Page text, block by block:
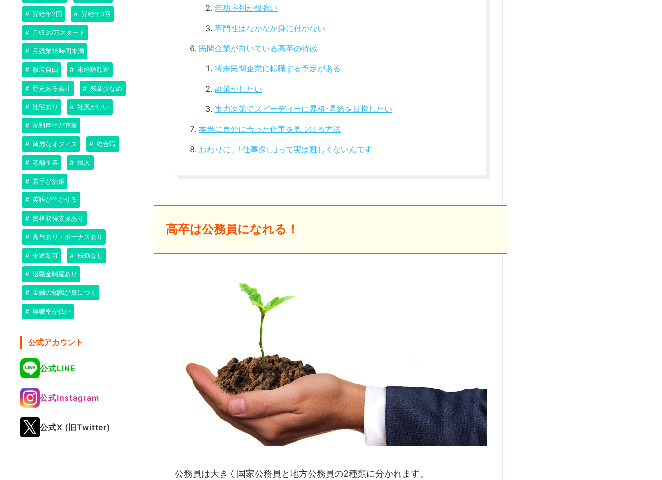
昇給年2回 昇給年3回
月収30万スタート
月残業15時間未満
服装自由 未経験歓迎
歴史ある会社 残業少なめ
社宅あり 社風がいい
福利厚生が充実
綺麗なオフィス 総合職
老舗企業 職人
若手が活躍
英語が生かせる
資格取得支援あり
賞与あり・ボーナスあり
車通勤可 転勤なし
退職金制度あり
金融の知識が身につく
離職率が低い
公式アカウント
公式LINE
公式Instagram
公式X (旧Twitter)
年功序列が根強い
専門性はなかなか身に付かない
民間企業が向いている高卒の特徴
将来民間企業に転職する予定がある
副業がしたい
実力次第でスピーディーに昇格･昇給を目指したい
本当に自分に合った仕事を見つける方法
おわりに、｢仕事探し｣って実は難しくないんです
高卒は公務員になれる！
公務員は大きく国家公務員と地方公務員の2種類に分かれます。